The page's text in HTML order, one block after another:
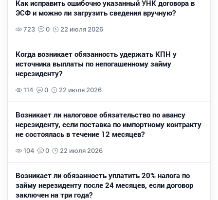
Как исправить ошибочно указанный УНК договора в
ЭСФ и можно ли загрузить сведения вручную?
723 0 22 июля 2026
Когда возникает обязанность удержать КПН у
источника выплаты по непогашенному займу
нерезиденту?
114 0 22 июля 2026
Возникает ли налоговое обязательство по авансу
нерезиденту, если поставка по импортному контракту
не состоялась в течение 12 месяцев?
104 0 22 июля 2026
Возникает ли обязанность уплатить 20% налога по
займу нерезиденту после 24 месяцев, если договор
заключен на три года?